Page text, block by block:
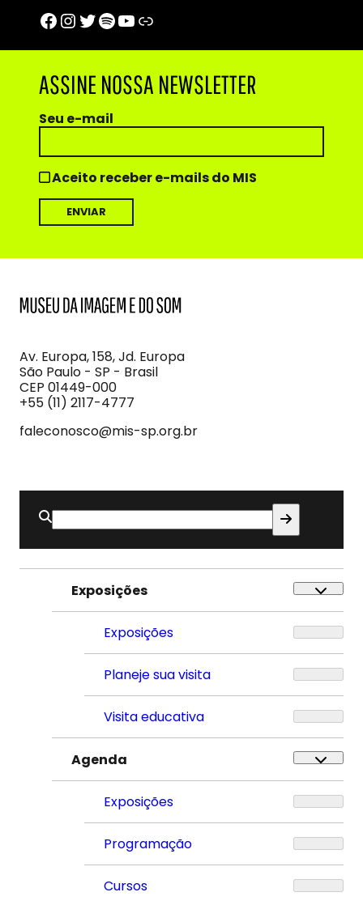
Facebook
Instagram
Twitter
Spotify
Youtube
Trip Advisor
ASSINE NOSSA NEWSLETTER
Seu e-mail
Aceito receber e-mails do MIS
Imagem
e
do
Som
Av. Europa, 158, Jd. Europa
São Paulo - SP - Brasil
CEP 01449-000
+55 (11) 2117-4777
faleconosco@mis-sp.org.br
Buscar
por:
Exposições
Exposições
Planeje sua visita
Visita educativa
Agenda
Exposições
Programação
Cursos